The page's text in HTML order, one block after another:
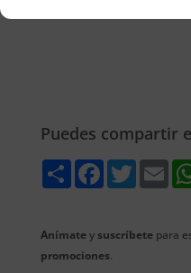
Puedes compartir
ShareFacebook
Twitter
Anímatey suscríbetepara
promociones.